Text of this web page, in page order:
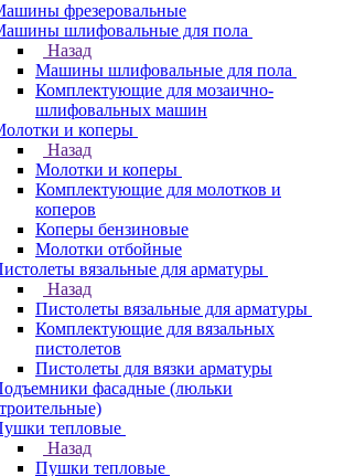
фрезеровальные
шлифовальные для пола
Назад
Машины шлифовальные для пола
Комплектующие для мозаично-
шлифовальных машин
и коперы
Назад
Молотки и коперы
Комплектующие для молотков и
коперов
Коперы бензиновые
Молотки отбойные
вязальные для арматуры
Назад
Пистолеты вязальные для арматуры
Комплектующие для вязальных
пистолетов
Пистолеты для вязки арматуры
фасадные (люльки
тепловые
Назад
Пушки тепловые